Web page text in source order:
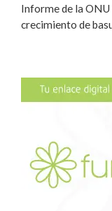
Informe de la
crecimiento de